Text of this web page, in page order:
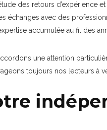
des retours d’expérience
échanges avec des
accumulée au fil des
une attention
toujours nos lecteurs à